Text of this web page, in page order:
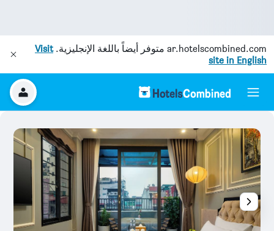
ar.hotelscombined.com متوفر أيضاً باللغة الإنجليزية.Visit
site in English